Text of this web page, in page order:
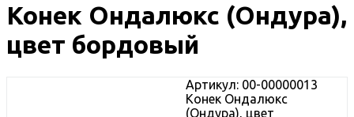
Конек Ондалюкс (Ондура),
цвет бордовый
Артикул: 00-00000013
Конек Ондалюкс
(Ондура), цвет